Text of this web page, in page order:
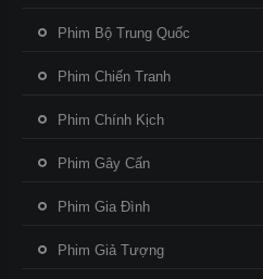
Phim Bộ Trung Quốc
Phim Chiến Tranh
Phim Chính Kịch
Phim Gây Cấn
Phim Gia Đình
Phim Giả Tượng